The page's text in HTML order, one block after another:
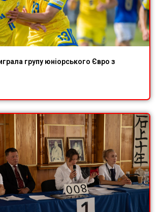
групу юніорського Євро з